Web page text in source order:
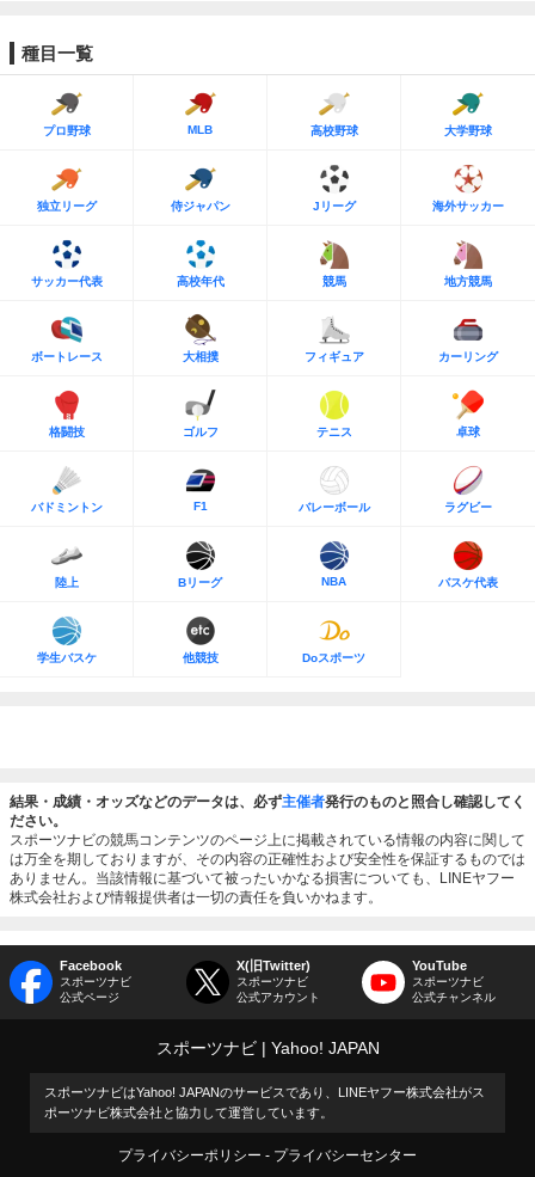
種目一覧
プロ野球 MLB 高校野球 大学野球
独立リーグ 侍ジャパン Jリーグ 海外サッカー
サッカー代表 高校年代 競馬 地方競馬
ボートレース 大相撲 フィギュア カーリング
格闘技 ゴルフ テニス 卓球
バドミントン F1 バレーボール ラグビー
陸上 Bリーグ NBA バスケ代表
学生バスケ 他競技 Doスポーツ
結果・成績・オッズなどのデータは、必ず主催者発行のものと照合し確認してく
ださい。
スポーツナビの競馬コンテンツのページ上に掲載されている情報の内容に関して
は万全を期しておりますが、その内容の正確性および安全性を保証するものでは
ありません。当該情報に基づいて被ったいかなる損害についても、LINEヤフー
株式会社および情報提供者は一切の責任を負いかねます。
Facebook
スポーツナビ
公式ページ
X(旧Twitter)
スポーツナビ
公式アカウント
YouTube
スポーツナビ
公式チャンネル
スポーツナビ Yahoo! JAPAN
スポーツナビはYahoo! JAPANのサービスであり、LINEヤフー株式会社がス
ポーツナビ株式会社と協力して運営しています。
プライバシーポリシー プライバシーセンター